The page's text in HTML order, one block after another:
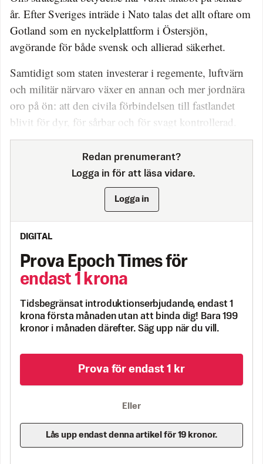
år. Efter Sveriges inträde i Nato talas det allt oftare om
Gotland som en nyckelplattform i Östersjön,
avgörande för både svensk och allierad säkerhet.
Samtidigt som staten inve­sterar i regemente, luftvärn
och militär närvaro växer en annan och mer jordnära
oro på ön: att den civila förbindelsen till fastlandet
blivit för dyr, för sårbar och för svagt kontrollerad.
Redan prenumerant?
Logga in för att läsa vidare.
Logga in
DIGITAL
Prova Epoch Times för
endast 1 krona
Tidsbegränsat introduktionserbjudande, endast 1
krona första månaden utan att binda dig! Bara 199
kronor i månaden därefter. Säg upp när du vill.
Prova för endast 1 kr
Eller
Lås upp endast denna artikel för 19 kronor.